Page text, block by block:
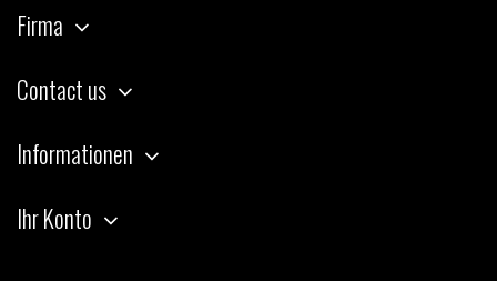
Firma
Contact us
Informationen
Ihr Konto